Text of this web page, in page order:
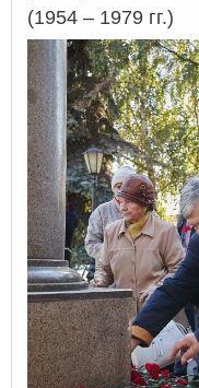
(1954 – 1979 гг.)